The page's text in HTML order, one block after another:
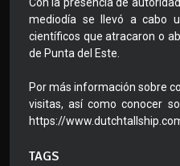
Con la presencia de
mediodía se llevó a cabo
científicos que atracaron o
de Punta del Este.
Por más información sobre
visitas, así como conocer
https://
TAGS